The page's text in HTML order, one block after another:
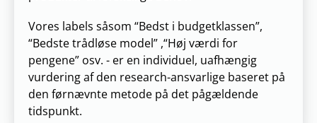
Vores labels såsom “Bedst i budgetklassen”,
“Bedste trådløse model” ,“Høj værdi for
pengene” osv. - er en individuel, uafhængig
vurdering af den research-ansvarlige baseret på
den førnævnte metode på det pågældende
tidspunkt.